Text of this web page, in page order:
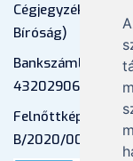
Cégjegyzékszám:
Bíróság)
Bankszámlaszám:
43202906-
Felnőttképzési
B/2020/000053